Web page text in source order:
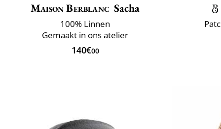
Maison Berblanc Sacha
100% Linnen
Gemaakt in ons atelier
140€00